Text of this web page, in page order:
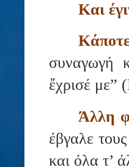
Και
συναγωγή
ἔχρισέ
Άλλη
έβγαλε
και όλα τ’